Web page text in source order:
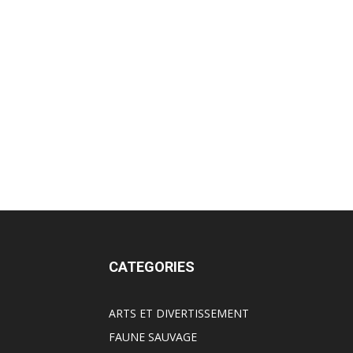
CATEGORIES
ARTS ET DIVERTISSEMENT
FAUNE SAUVAGE